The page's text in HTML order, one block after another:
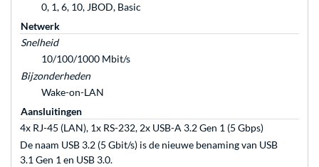
0, 1, 6, 10, JBOD, Basic
Netwerk
Snelheid
10/100/1000 Mbit/s
Bijzonderheden
Wake-on-LAN
Aansluitingen
4x RJ-45 (LAN), 1x RS-232, 2x USB-A 3.2 Gen 1 (5 Gbps)
De naam USB 3.2 (5 Gbit/s) is de nieuwe benaming van USB
3.1 Gen 1 en USB 3.0.